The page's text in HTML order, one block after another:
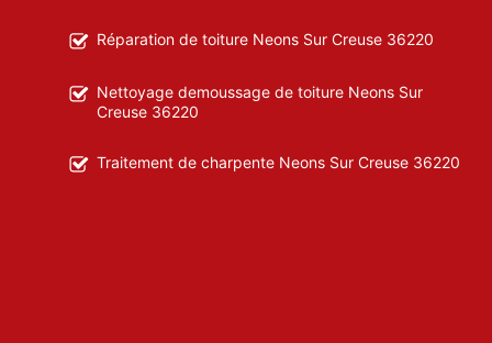
Réparation de toiture Neons Sur Creuse 36220
Nettoyage demoussage de toiture Neons Sur
Creuse 36220
Traitement de charpente Neons Sur Creuse 36220